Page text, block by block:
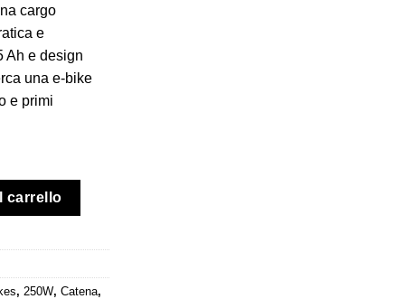
cargo
e
Ah e design
una e-bike
e primi
carrello
, 250W, Catena,